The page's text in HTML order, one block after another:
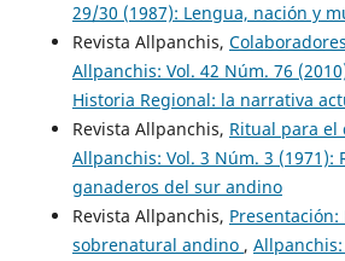
29/30 (1987): Lengua, nación y
Revista Allpanchis,
Allpanchis: Vol. 42 Núm. 76
Historia Regional: la narrativa
Revista Allpanchis, Ritual para
Allpanchis: Vol. 3 Núm. 3 (1971):
ganaderos del sur andino
Revista Allpanchis,
sobrenatural andino ,